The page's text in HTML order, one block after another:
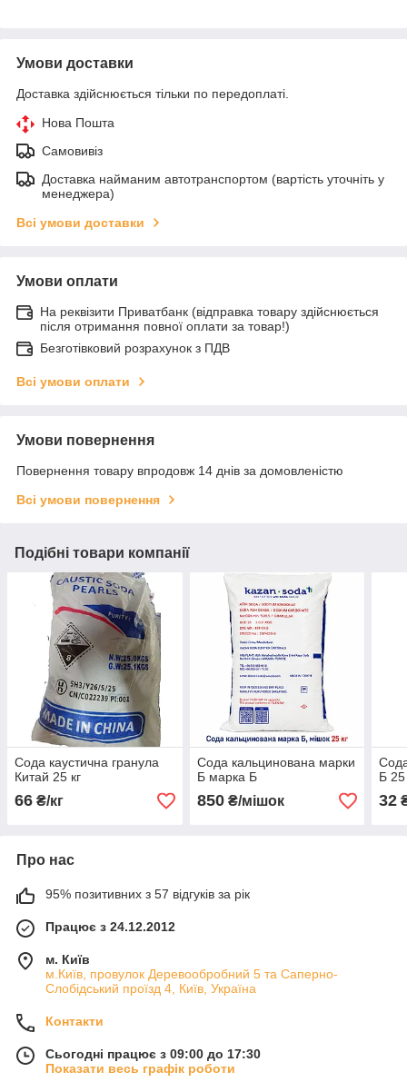
Умови доставки
Доставка здійснюється тільки по передоплаті.
Нова Пошта
Самовивіз
Доставка найманим автотранспортом (вартість уточніть у
менеджера)
Всі умови доставки
Умови оплати
На реквізити Приватбанк (відправка товару здійснюється
після отримання повної оплати за товар!)
Безготівковий розрахунок з ПДВ
Всі умови оплати
Умови повернення
Повернення товару впродовж 14 днів за домовленістю
Всі умови повернення
Подібні товари компанії
Сода каустична гранула
Китай 25 кг
66 ₴/кг
Сода кальцинована марки
Б марка Б
850₴/мішок
Б 25
32
Про нас
95% позитивних з 57 відгуків за рік
Працює з 24.12.2012
м. Київ
м.Київ, провулок Деревообробний 5 та Саперно-
Слобідський проїзд 4, Київ, Україна
Контакти
Сьогодні працює з 09:00 до 17:30
Показати весь графік роботи